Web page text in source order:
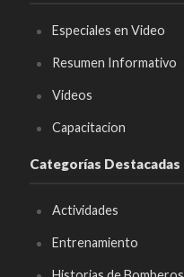
Especiales en Video
Resumen Informativo
Videos
Capacitacion
Categorías Destacadas
Actividades
Entrenamiento